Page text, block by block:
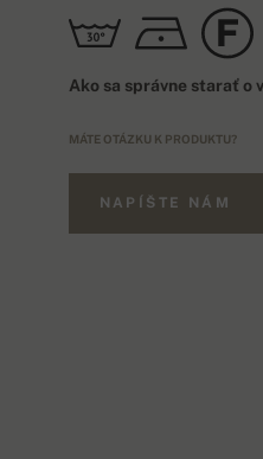
Ako sa správne starať o
MÁTE OTÁZKU K PRODUKTU?
NAPÍŠTE NÁM